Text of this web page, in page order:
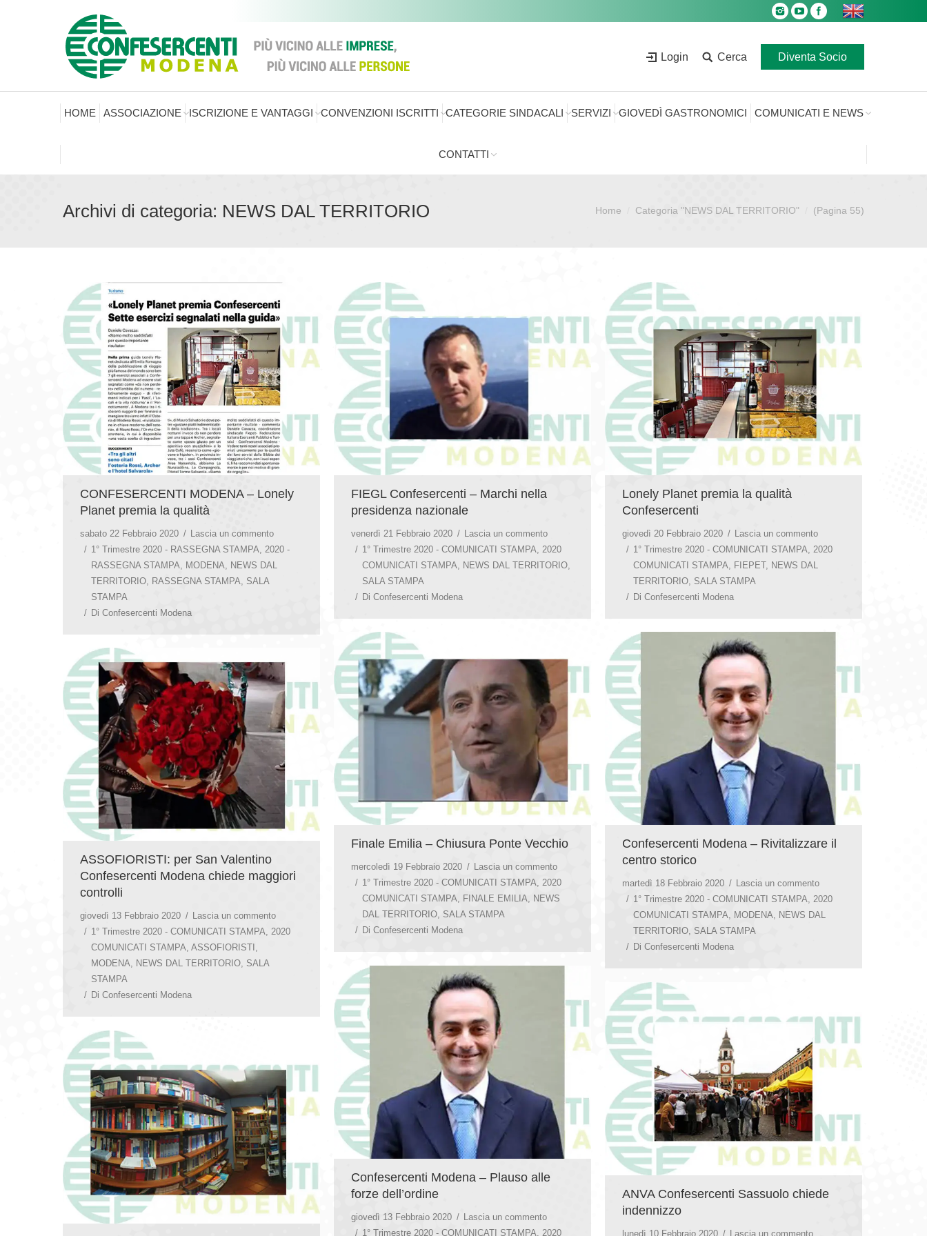
Login Cerca Diventa Socio
HOME ASSOCIAZIONE ISCRIZIONE E VANTAGGI CONVENZIONI ISCRITTI CATEGORIE SINDACALI SERVIZI GIOVEDÌ GASTRONOMICI COMUNICATI E NEWS
CONTATTI
Archivi di categoria: NEWS DAL TERRITORIO Home Categoria "NEWS DAL TERRITORIO" (Pagina 55)
CONFESERCENTI MODENA – Lonely
Planet premia la qualità
sabato 22 Febbraio 2020
Lascia un commento
1° Trimestre 2020 - RASSEGNA STAMPA
2020 -
RASSEGNA STAMPA
MODENA
NEWS DAL
TERRITORIO
RASSEGNA STAMPA
SALA
STAMPA
Di Confesercenti Modena
FIEGL Confesercenti – Marchi nella
presidenza nazionale
venerdì 21 Febbraio 2020
Lascia un commento
1° Trimestre 2020 - COMUNICATI STAMPA
2020
COMUNICATI STAMPA
NEWS DAL TERRITORIO
SALA STAMPA
Di Confesercenti Modena
Lonely Planet premia la qualità
Confesercenti
giovedì 20 Febbraio 2020
Lascia un commento
1° Trimestre 2020 - COMUNICATI STAMPA
2020
COMUNICATI STAMPA
FIEPET, NEWS DAL
TERRITORIO SALA STAMPA
Di Confesercenti Modena
Finale Emilia – Chiusura Ponte Vecchio
mercoledì 19 Febbraio 2020
Lascia un commento
1° Trimestre 2020 - COMUNICATI STAMPA
2020
COMUNICATI STAMPA
FINALE EMILIA
NEWS
DAL TERRITORIO SALA STAMPA
Di Confesercenti Modena
Confesercenti Modena – Rivitalizzare il
centro storico
martedì 18 Febbraio 2020
Lascia un commento
1° Trimestre 2020 - COMUNICATI STAMPA
2020
COMUNICATI STAMPA
MODENA
NEWS DAL
TERRITORIO SALA STAMPA
Di Confesercenti Modena
ASSOFIORISTI: per San Valentino
Confesercenti Modena chiede maggiori
controlli
giovedì 13 Febbraio 2020
Lascia un commento
1° Trimestre 2020 - COMUNICATI STAMPA
2020
COMUNICATI STAMPA ASSOFIORISTI
MODENA
NEWS DAL TERRITORIO SALA
STAMPA
Di Confesercenti Modena
Confesercenti Modena – Plauso alle
forze dell’ordine
giovedì 13 Febbraio 2020
Lascia un commento
1° Trimestre 2020 - COMUNICATI STAMPA
2020
ANVA Confesercenti Sassuolo chiede
indennizzo
lunedì 10 Febbraio 2020 Lascia un commento